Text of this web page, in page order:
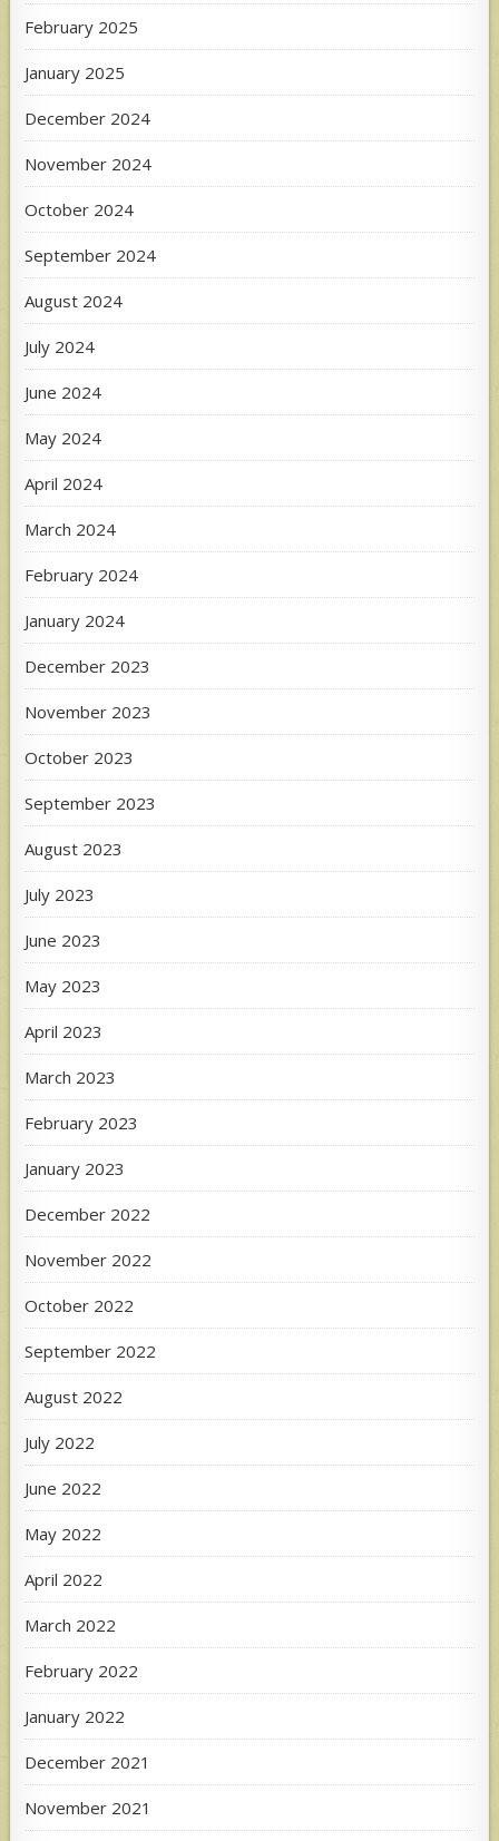
February 2025
January 2025
December 2024
November 2024
October 2024
September 2024
August 2024
July 2024
June 2024
May 2024
April 2024
March 2024
February 2024
January 2024
December 2023
November 2023
October 2023
September 2023
August 2023
July 2023
June 2023
May 2023
April 2023
March 2023
February 2023
January 2023
December 2022
November 2022
October 2022
September 2022
August 2022
July 2022
June 2022
May 2022
April 2022
March 2022
February 2022
January 2022
December 2021
November 2021